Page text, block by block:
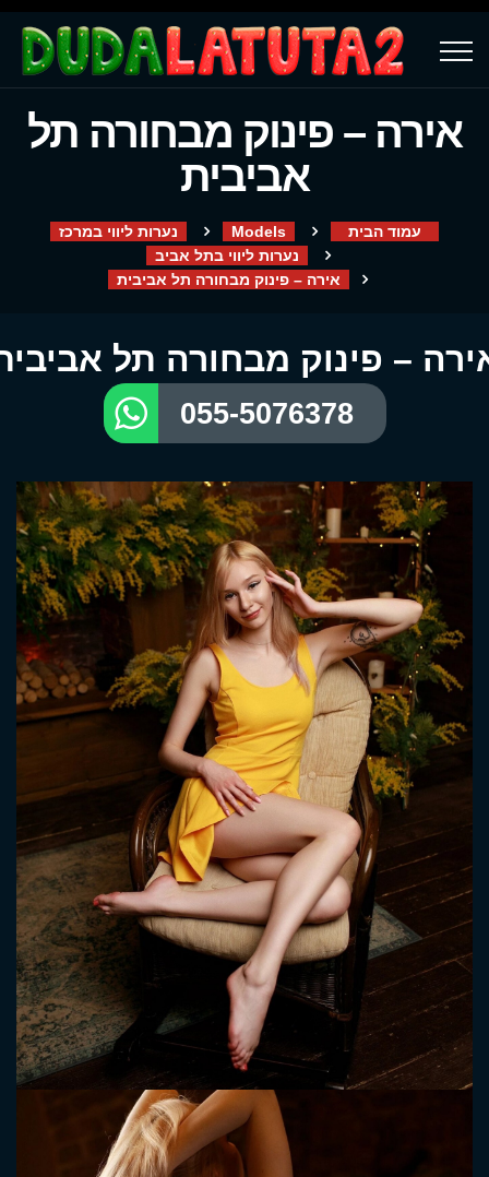
אירה – פינוק מבחורה תל
אביבית
עמוד הבית Models
נערות ליווי במרכז
נערות ליווי בתל אביב
אירה – פינוק מבחורה תל אביבית
– פינוק מבחורה תל
055-5076378